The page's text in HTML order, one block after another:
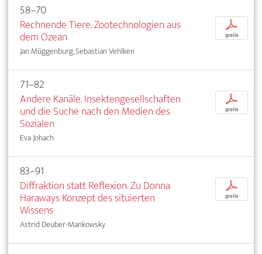
58–70
Rechnende Tiere. Zootechnologien aus
dem Ozean
Jan Müggenburg, Sebastian Vehlken
p
gratis
71–82
Andere Kanäle. Insektengesellschaften
und die Suche nach den Medien des
Sozialen
Eva Johach
p
gratis
83–91
Diffraktion statt Reflexion. Zu Donna
Haraways Konzept des situierten
Wissens
Astrid Deuber-Mankowsky
p
gratis